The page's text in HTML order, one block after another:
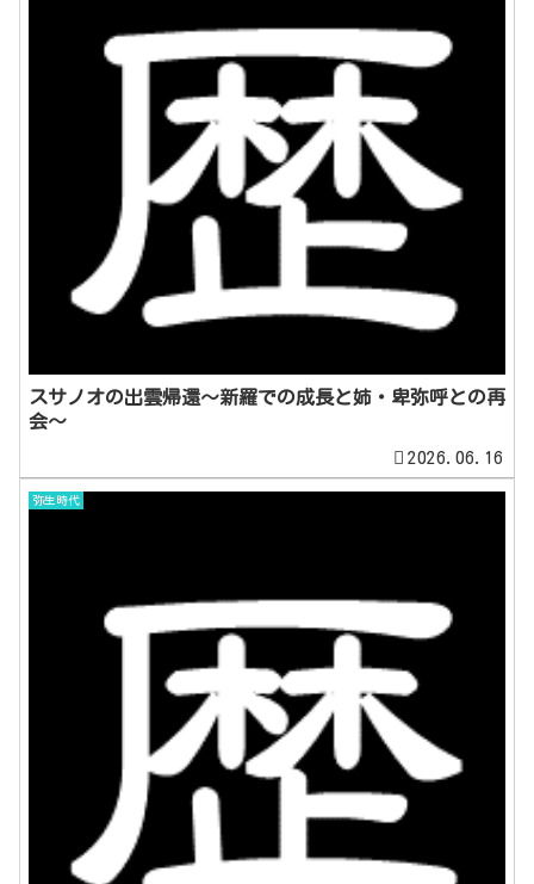
スサノオの出雲帰還～新羅での成長と姉・卑弥呼との再
会～
2026.06.16
弥生時代